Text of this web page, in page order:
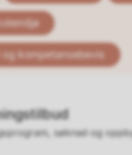
og kompetansebevis
søknad og